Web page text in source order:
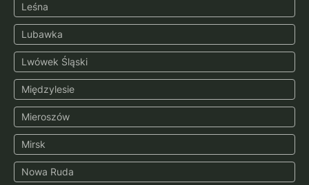
Leśna
Lubawka
Lwówek Śląski
Międzylesie
Mieroszów
Mirsk
Nowa Ruda